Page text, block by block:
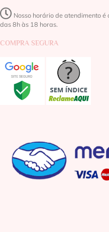
Nosso horário de atendimento
das 8h às 18 horas.
COMPRA SEGURA